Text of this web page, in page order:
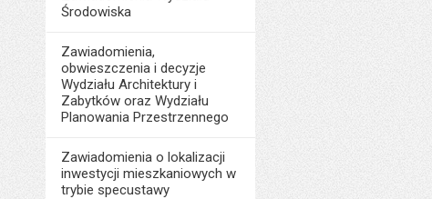
Środowiska
Zawiadomienia,
obwieszczenia i decyzje
Wydziału Architektury i
Zabytków oraz Wydziału
Planowania Przestrzennego
Zawiadomienia o lokalizacji
inwestycji mieszkaniowych w
trybie specustawy